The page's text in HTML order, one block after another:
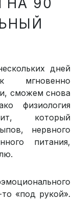
НА 90
дней
мгновенно
сможем снова
физиология
который
нервного
питания,
«под рукой».